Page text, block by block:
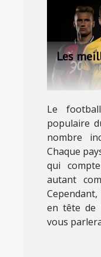
Les
Le
populaire
nombre
Chaque
qui
autant
en tête de
vous